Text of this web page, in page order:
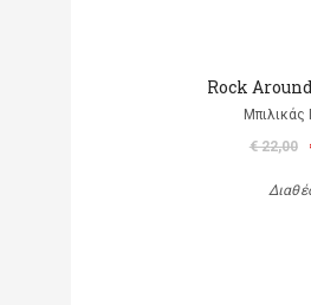
Rock
Μπιλικάς
€ 22,00